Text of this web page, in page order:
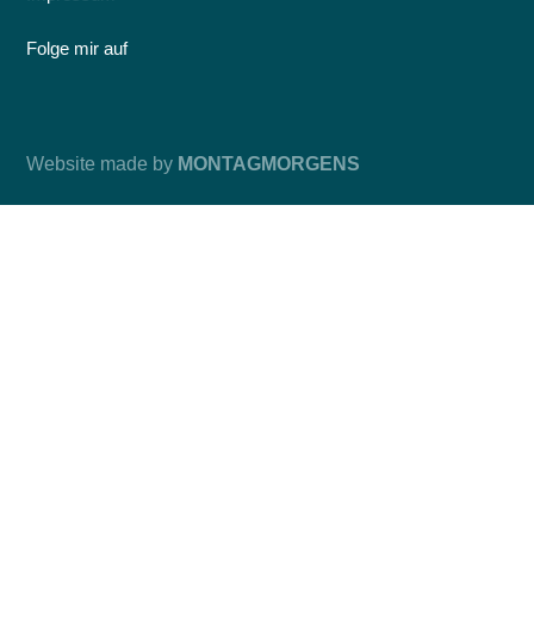
Folge mir auf
Website made by MONTAGMORGENS